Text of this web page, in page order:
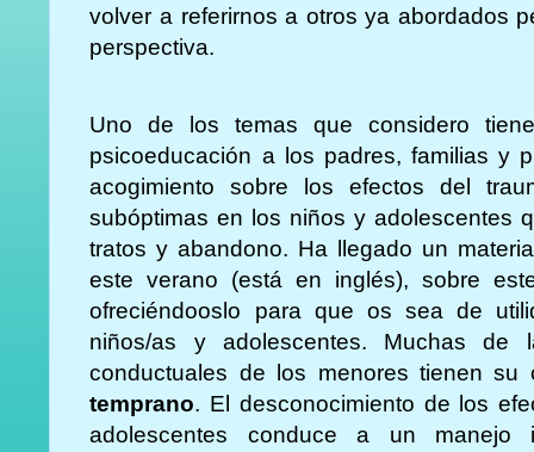
volver a referirnos a otros ya abordados
perspectiva.
Uno de los temas que considero
psicoeducación a los padres, familias y
acogimiento sobre los efectos del
subóptimas en los niños y adolescentes
tratos y abandono. Ha llegado un
este verano (está en inglés), sobre
ofreciéndooslo para que os sea de
niños/as y adolescentes. Muchas de
conductuales de los menores tienen
temprano. El desconocimiento de los
adolescentes conduce a un manejo